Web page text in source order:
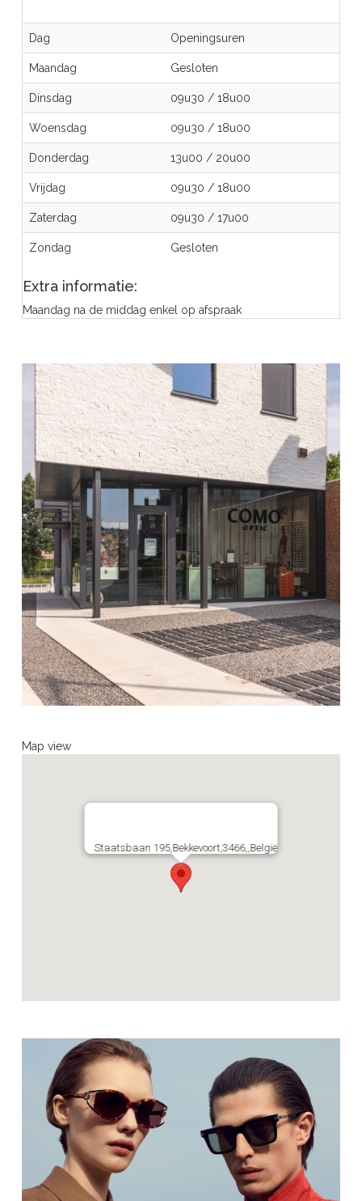
Dag Openingsuren
Maandag Gesloten
Dinsdag 09u30 /18u00
Woensdag 09u30 /18u00
Donderdag 13u00 /20u00
Vrijdag 09u30 /18u00
Zaterdag 09u30 /17u00
Zondag Gesloten
Extra informatie:
Maandag na de middag enkel op afspraak
Map view
Staatsbaan 195,Bekkevoort,3466,,België